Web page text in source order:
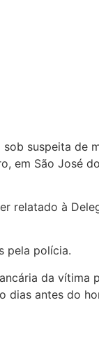
suspeita de
em São José
à
pela polícia.
da vítima
dias antes do